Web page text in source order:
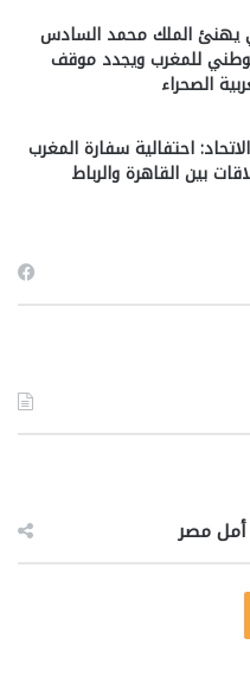
يهنئ الملك محمد السادس
للمغرب ويجدد موقف
الصحراء
احتفالية سفارة المغرب
بين القاهرة والرباط
أمل مصر